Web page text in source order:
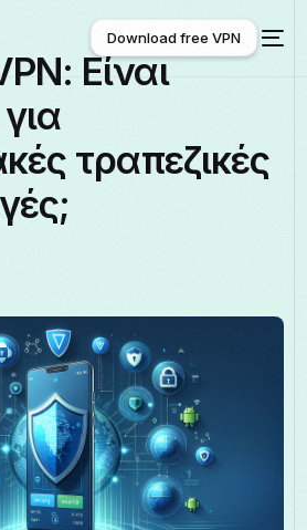
free VPN
Download free VPN
Είναι
τραπεζικές